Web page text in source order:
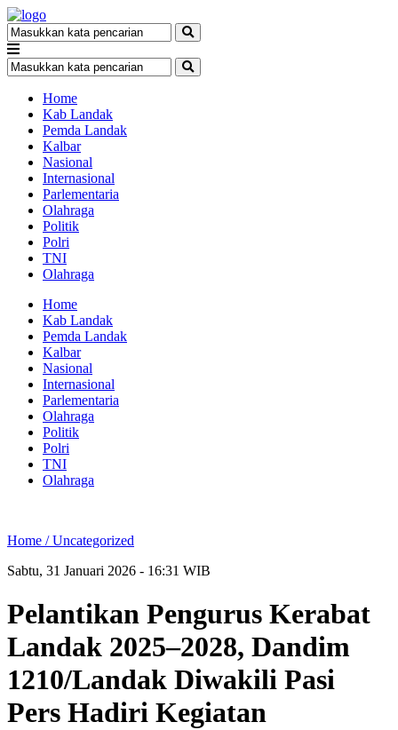
Home
Kab Landak
Pemda Landak
Kalbar
Nasional
Internasional
Parlementaria
Olahraga
Politik
Polri
TNI
Olahraga
Home
Kab Landak
Pemda Landak
Kalbar
Nasional
Internasional
Parlementaria
Olahraga
Politik
Polri
TNI
Olahraga
Home /Uncategorized
Sabtu, 31 Januari 2026 - 16:31 WIB
Pelantikan Pengurus Kerabat
Landak 2025–2028, Dandim
1210/Landak Diwakili Pasi
Pers Hadiri Kegiatan